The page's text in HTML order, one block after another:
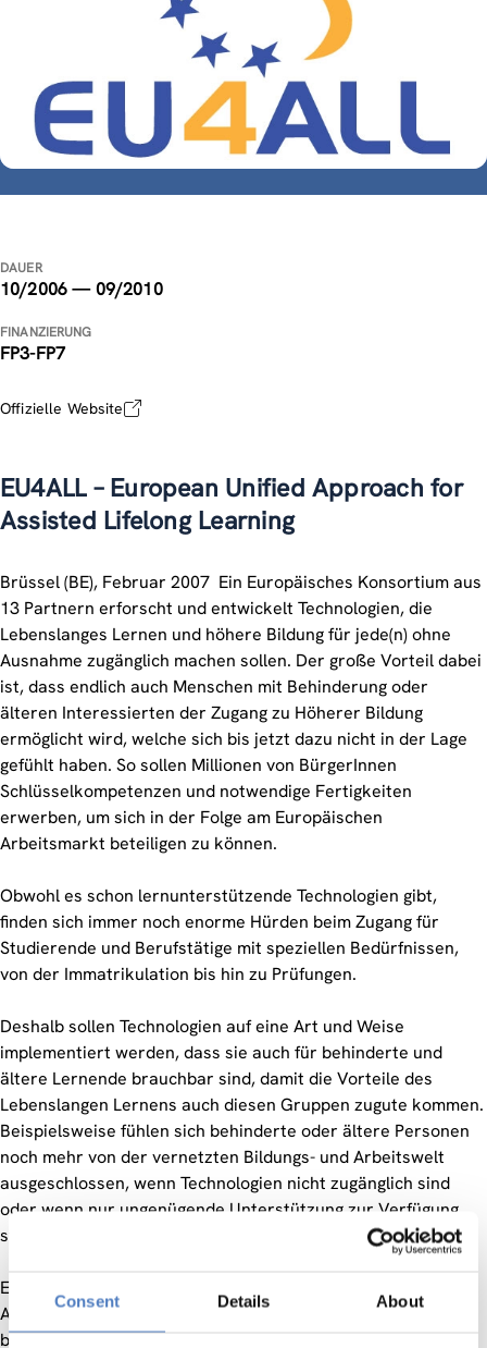
Consent Details About
DAUER
10/2006 — 09/2010
FINANZIERUNG
FP3-FP7
Offizielle Website
EU4ALL – European Unified Approach for
Assisted Lifelong Learning
Brüssel (BE), Februar 2007  Ein Europäisches Konsortium aus
13 Partnern erforscht und entwickelt Technologien, die
Lebenslanges Lernen und höhere Bildung für jede(n) ohne
Ausnahme zugänglich machen sollen. Der große Vorteil dabei
ist, dass endlich auch Menschen mit Behinderung oder
älteren Interessierten der Zugang zu Höherer Bildung
ermöglicht wird, welche sich bis jetzt dazu nicht in der Lage
gefühlt haben. So sollen Millionen von BürgerInnen
Schlüsselkompetenzen und notwendige Fertigkeiten
erwerben, um sich in der Folge am Europäischen
Arbeitsmarkt beteiligen zu können.
Obwohl es schon lernunterstützende Technologien gibt,
finden sich immer noch enorme Hürden beim Zugang für
Studierende und Berufstätige mit speziellen Bedürfnissen,
von der Immatrikulation bis hin zu Prüfungen.
Deshalb sollen Technologien auf eine Art und Weise
implementiert werden, dass sie auch für behinderte und
ältere Lernende brauchbar sind, damit die Vorteile des
Lebenslangen Lernens auch diesen Gruppen zugute kommen.
Beispielsweise fühlen sich behinderte oder ältere Personen
noch mehr von der vernetzten Bildungs- und Arbeitswelt
ausgeschlossen, wenn Technologien nicht zugänglich sind
oder wenn nur ungenügende Unterstützung zur Verfügung
steht.
Ein vier Jahre dauerndes Projekt, EU4ALL (European Unified
Approach for Accessible Lifelong Learning), hat vor kurzem
begonnen und widmet sich eben diesen Themen. Das Projekt